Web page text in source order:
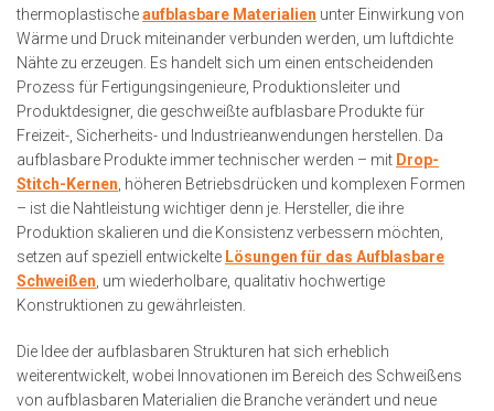
thermoplastischeaufblasbare Materialien unter Einwirkung von
Wärme und Druck miteinander verbunden werden, um luftdichte
Nähte zu erzeugen. Es handelt sich um einen entscheidenden
Prozess für Fertigungsingenieure, Produktionsleiter und
Produktdesigner, die geschweißte aufblasbare Produkte für
Freizeit-, Sicherheits- und Industrieanwendungen herstellen. Da
aufblasbare Produkte immer technischer werden – mit Drop-
Stitch-Kernen , höheren Betriebsdrücken und komplexen Formen
– ist die Nahtleistung wichtiger denn je. Hersteller, die ihre
Produktion skalieren und die Konsistenz verbessern möchten,
setzen auf speziell entwickelte Lösungen für das Aufblasbare
Schweißen , um wiederholbare, qualitativ hochwertige
Konstruktionen zu gewährleisten.
Die Idee der aufblasbaren Strukturen hat sich erheblich
weiterentwickelt, wobei Innovationen im Bereich des Schweißens
von aufblasbaren Materialien die Branche verändert und neue